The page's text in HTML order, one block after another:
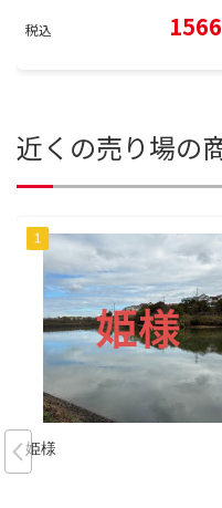
税込
近くの売り場の
姫様